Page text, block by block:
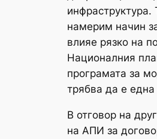
намерим начин
влияе рязко на
Националния
програмата за
трябва да е
В отговор на
на АПИ за